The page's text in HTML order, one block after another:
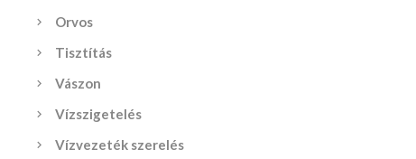
Orvos
Tisztítás
Vászon
Vízszigetelés
Vízvezeték szerelés